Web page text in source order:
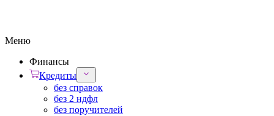
Меню
Финансы
Кредиты
без справок
без 2 ндфл
без поручителей